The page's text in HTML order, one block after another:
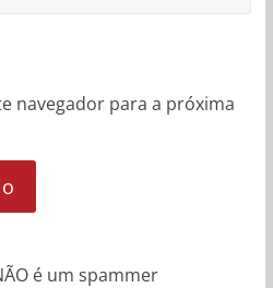
navegador para a próxima
é um spammer